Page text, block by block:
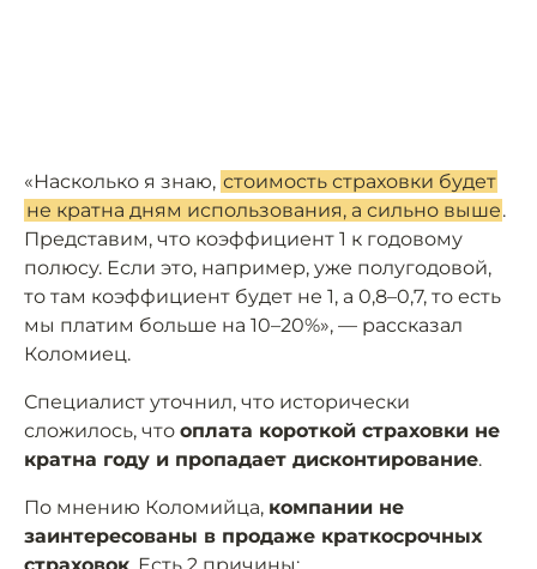
«Насколько я знаю, стоимость страховки будет
не кратна дням использования, а сильно выше.
Представим, что коэффициент 1 к годовому
полюсу. Если это, например, уже полугодовой,
то там коэффициент будет не 1, а 0,8–0,7, то есть
мы платим больше на 10–20%», — рассказал
Коломиец.
Специалист уточнил, что исторически
сложилось, что оплата короткой страховки не
кратна году и пропадает дисконтирование.
По мнению Коломийца, компании не
заинтересованы в продаже краткосрочных